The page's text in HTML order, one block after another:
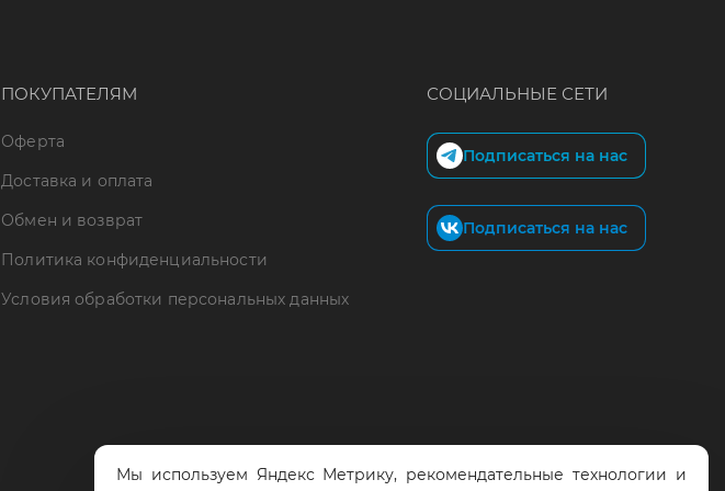
ПОКУПАТЕЛЯМ
Оферта
Доставка и оплата
Обмен и возврат
Политика конфиденциальности
Условия обработки персональных данных
СОЦИАЛЬНЫЕ СЕТИ
Подписаться на нас
Подписаться на нас
Мы используем Яндекс Метрику, рекомендательные технологии и